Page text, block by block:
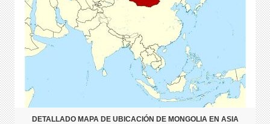
DETALLADO MAPA DE UBICACIÓN DE MONGOLIA EN ASIA